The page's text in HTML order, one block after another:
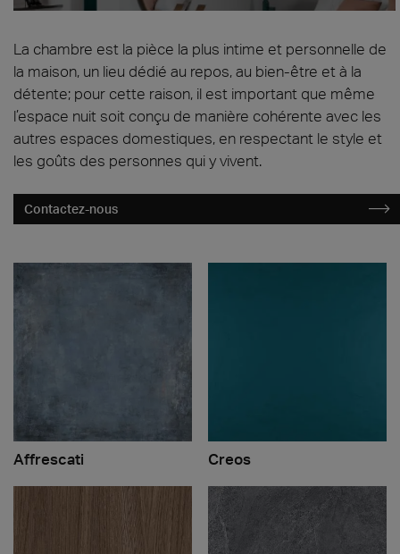
La chambre est la pièce la plus intime et personnelle de
la maison, un lieu dédié au repos, au bien-être et à la
détente; pour cette raison, il est important que même
l’espace nuit soit conçu de manière cohérente avec les
autres espaces domestiques, en respectant le style et
les goûts des personnes qui y vivent.
Contactez-nous
Affrescati Creos